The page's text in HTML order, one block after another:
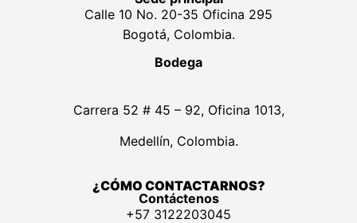
Calle 10 No. 20-35 Oficina 295
Bogotá, Colombia.
Bodega
Carrera 52 # 45 – 92, Oficina 1013,
Medellín, Colombia.
¿CÓMO CONTACTARNOS?
Contáctenos
+57 3122203045